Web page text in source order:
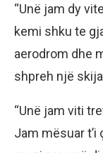
“Unë jam dy
kemi shku te
aerodrom dhe
shpreh një
“Unë jam viti
Jam mësuar